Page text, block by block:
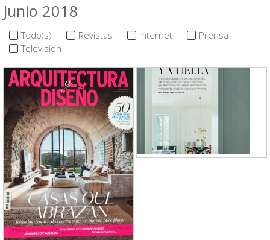
Junio 2018
Todo(s) Revistas Internet
Prensa
Televisión